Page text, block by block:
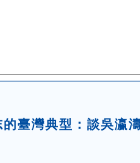
臺灣典型：談吳瀛